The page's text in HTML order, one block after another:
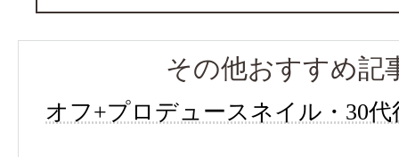
その他おすすめ記
オフ+プロデュースネイル・30代